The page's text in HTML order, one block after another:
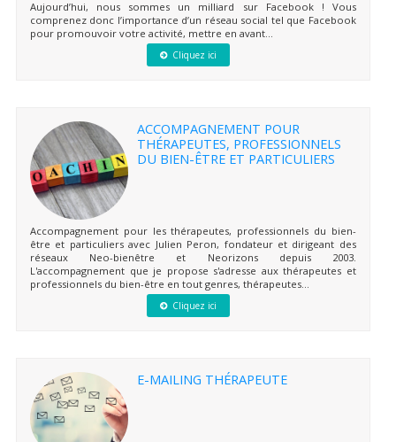
Aujourd’hui, nous sommes un milliard sur Facebook ! Vous
comprenez donc l’importance d’un réseau social tel que Facebook
pour promouvoir votre activité, mettre en avant...
Cliquez ici
ACCOMPAGNEMENT POUR
THÉRAPEUTES, PROFESSIONNELS
DU BIEN-ÊTRE ET PARTICULIERS
Accompagnement pour les thérapeutes, professionnels du bien-
être et particuliers avec Julien Peron, fondateur et dirigeant des
réseaux Neo-bienêtre et Neorizons depuis 2003.
L'accompagnement que je propose s'adresse aux thérapeutes et
professionnels du bien-être en tout genres, thérapeutes...
Cliquez ici
E-MAILING THÉRAPEUTE